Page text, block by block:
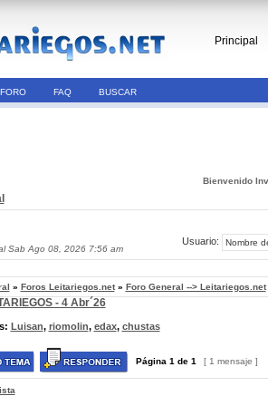
Principal
FAQ BUSCAR
Bienvenido
Sab Ago 08, 2026 7:56 am
Usuario:
» Foros Leitariegos.net» Foro General --> Leitariegos.net
- 4 Abr´26
Luisan, riomolin, edax, chustas
Página 1 de 1 [ 1 mensaje ]